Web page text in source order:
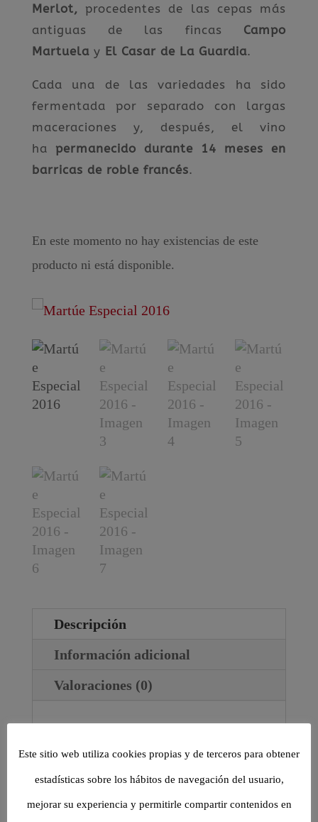
Merlot, procedentes de las cepas más
antiguas de las fincas Campo
Martuelay El Casar de La Guardia.
Cada una de las variedades ha sido
fermentada por separado con largas
maceraciones y, después, el vino
ha permanecido durante 14 meses en
barricas de roble francés.
En este momento no hay existencias de este
producto ni está disponible.
Descripción
Información adicional
Valoraciones (0)
las fincas Campo Martuela y El Casar
de La Guardia, este vino es un
minucioso coupage elaborado con un
Este sitio web utiliza cookies propias y de terceros para obtener
estadísticas sobre los hábitos de navegación del usuario,
mejorar su experiencia y permitirle compartir contenidos en